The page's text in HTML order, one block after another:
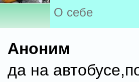
О себе
Аноним
да на